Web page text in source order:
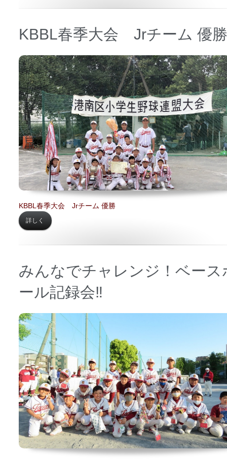
KBBL春季大会 Jrチーム 優勝
日時 【2021年06月26日】
場所 【中学予定地】
KBBL春季大会 Jrチーム 優勝
詳しく
みんなでチャレンジ！ベース
ール記録会‼
日時 【
2021年05月03日】
場所 【日下小学校 第二グラウンド】